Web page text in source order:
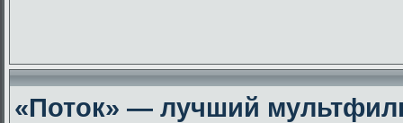
«Поток» — лучший